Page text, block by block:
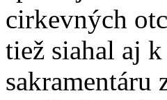
cirkevných
tiež siahal aj
sakramentáru